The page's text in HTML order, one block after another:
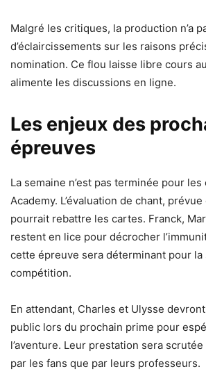
Malgré les critiques, la production n’a
d’éclaircissements sur les raisons
nomination. Ce flou laisse libre cours
alimente les discussions en ligne.
Les enjeux des
épreuves
La semaine n’est pas terminée pour
Academy. L’évaluation de chant,
pourrait rebattre les cartes. Franck,
restent en lice pour décrocher
cette épreuve sera déterminant pour la
compétition.
En attendant, Charles et Ulysse
public lors du prochain prime pour
l’aventure. Leur prestation sera
par les fans que par leurs professeurs.